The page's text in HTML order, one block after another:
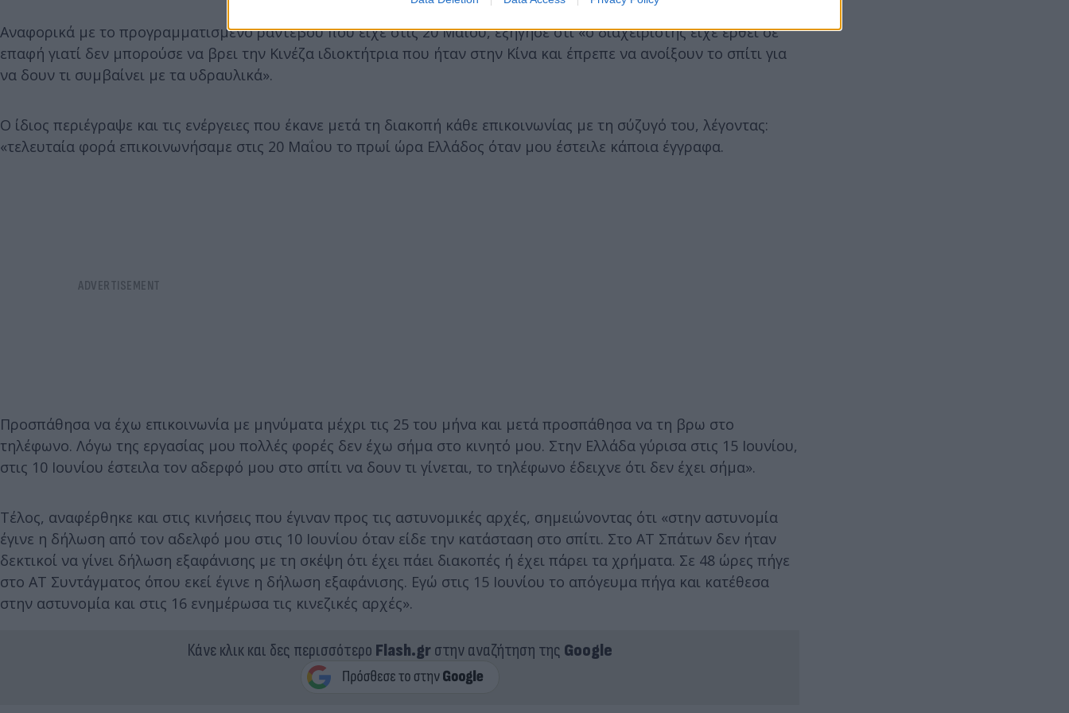
Αναφορικά με το προγραμματισμένο ραντεβού που είχε στις 20 Μαΐου, εξήγησε ότι «ο διαχειριστής είχε έρθει σε
επαφή γιατί δεν μπορούσε να βρει την Κινέζα ιδιοκτήτρια που ήταν στην Κίνα και έπρεπε να ανοίξουν το σπίτι για
να δουν τι συμβαίνει με τα υδραυλικά».
Ο ίδιος περιέγραψε και τις ενέργειες που έκανε μετά τη διακοπή κάθε επικοινωνίας με τη σύζυγό του, λέγοντας:
«τελευταία φορά επικοινωνήσαμε στις 20 Μαΐου το πρωί ώρα Ελλάδος όταν μου έστειλε κάποια έγγραφα.
Προσπάθησα να έχω επικοινωνία με μηνύματα μέχρι τις 25 του μήνα και μετά προσπάθησα να τη βρω στο
τηλέφωνο. Λόγω της εργασίας μου πολλές φορές δεν έχω σήμα στο κινητό μου. Στην Ελλάδα γύρισα στις 15 Ιουνίου,
στις 10 Ιουνίου έστειλα τον αδερφό μου στο σπίτι να δουν τι γίνεται, το τηλέφωνο έδειχνε ότι δεν έχει σήμα».
Τέλος, αναφέρθηκε και στις κινήσεις που έγιναν προς τις αστυνομικές αρχές, σημειώνοντας ότι «στην αστυνομία
έγινε η δήλωση από τον αδελφό μου στις 10 Ιουνίου όταν είδε την κατάσταση στο σπίτι. Στο ΑΤ Σπάτων δεν ήταν
δεκτικοί να γίνει δήλωση εξαφάνισης με τη σκέψη ότι έχει πάει διακοπές ή έχει πάρει τα χρήματα. Σε 48 ώρες πήγε
στο ΑΤ Συντάγματος όπου εκεί έγινε η δήλωση εξαφάνισης. Εγώ στις 15 Ιουνίου το απόγευμα πήγα και κατέθεσα
στην αστυνομία και στις 16 ενημέρωσα τις κινεζικές αρχές».
Κάνε κλικ και δες περισσότερο Flash.grστην αναζήτηση της Google